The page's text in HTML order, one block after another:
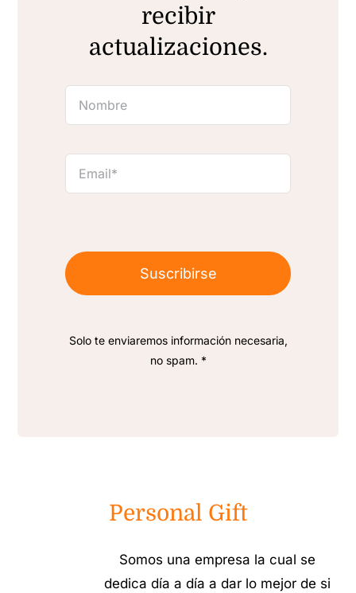
recibir
actualizaciones.
Suscribirse
Solo te enviaremos información necesaria,
no spam. *
Personal Gift
Somos una empresa la cual se
dedica día a día a dar lo mejor de si